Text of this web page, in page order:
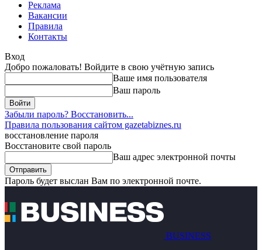
Реклама
Вакансии
Правила
Контакты
Вход
Добро пожаловать! Войдите в свою учётную запись
Ваше имя пользователя
Ваш пароль
Забыли пароль? Восстановить...
Правила пользования сайтом gazetabiznes.ru
восстановление пароля
Восстановите свой пароль
Ваш адрес электронной почты
Пароль будет выслан Вам по электронной почте.
BUSINESS